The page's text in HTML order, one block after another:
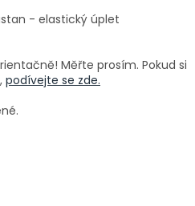
- elastický úplet
Měřte prosím. Pokud si
podívejte se zde.